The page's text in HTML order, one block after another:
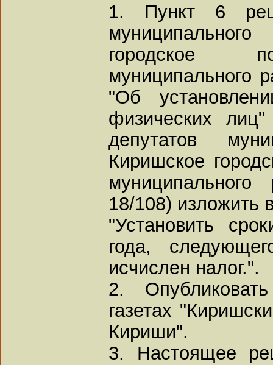
1. Пункт 6
городское
муниципального
"Об
физических
депутатов
Киришское
18/108) изложить
"Установить
года,
исчислен налог.".
2.
газетах
Кириши".
3. Настоящее